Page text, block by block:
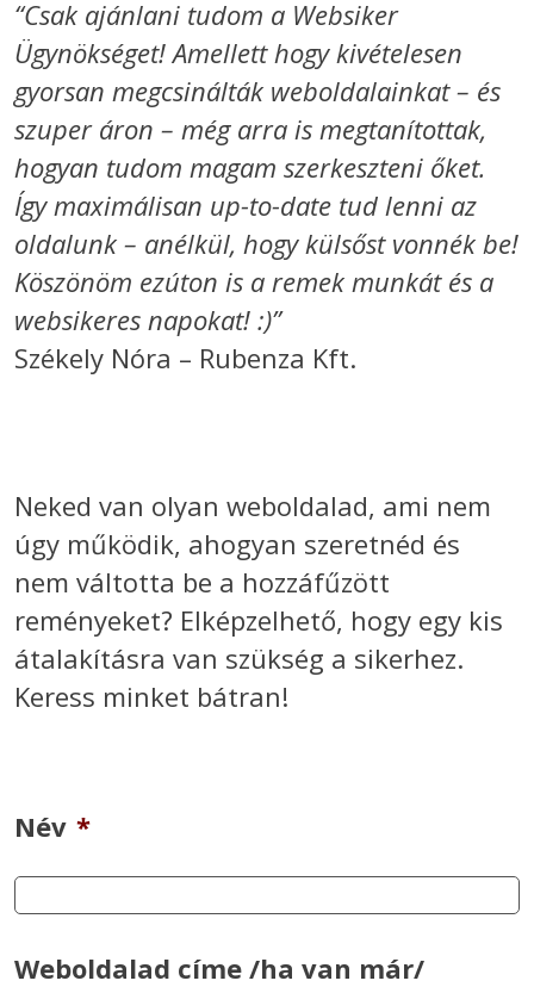
“Csak ajánlani tudom a Websiker
Ügynökséget! Amellett hogy kivételesen
gyorsan megcsinálták weboldalainkat – és
szuper áron – még arra is megtanítottak,
hogyan tudom magam szerkeszteni őket.
Így maximálisan up-to-date tud lenni az
oldalunk – anélkül, hogy külsőst vonnék be!
Köszönöm ezúton is a remek munkát és a
websikeres napokat! :)”
Székely Nóra – Rubenza Kft.
Neked van olyan weboldalad, ami nem
úgy működik, ahogyan szeretnéd és
nem váltotta be a hozzáfűzött
reményeket? Elképzelhető, hogy egy kis
átalakításra van szükség a sikerhez.
Keress minket bátran!
Név *
Weboldalad címe /ha van már/